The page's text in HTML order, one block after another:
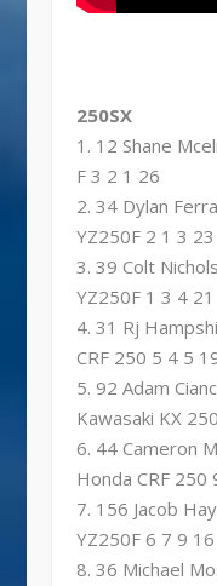
250SX
1. 12 Shane
F 3 2 1 26
2. 34 Dylan
YZ250F 2 1 3 23
3. 39 Colt
YZ250F 1 3 4 21
4. 31 Rj
CRF 250 5 4 5
5. 92 Adam
Kawasaki KX
6. 44 Cameron
Honda CRF 250
7. 156 Jacob
YZ250F 6 7 9 16
8. 36 Michael